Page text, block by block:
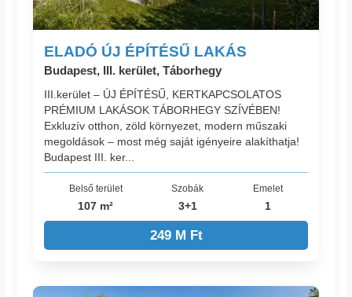
ELADÓ ÚJ ÉPÍTÉSŰ LAKÁS
Budapest, III. kerület, Táborhegy
III.kerület – ÚJ ÉPÍTÉSŰ, KERTKAPCSOLATOS
PRÉMIUM LAKÁSOK TÁBORHEGY SZÍVÉBEN!
Exkluzív otthon, zöld környezet, modern műszaki
megoldások – most még saját igényeire alakíthatja!
Budapest III. ker...
Belső terület
107 m²
Szobák
3+1
Emelet
1
249 M Ft